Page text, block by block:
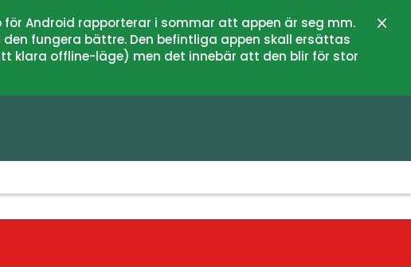
Android rapporterar i sommar att appen är seg mm.
fungera bättre. Den befintliga appen skall ersättas
klara offline-läge) men det innebär att den blir för stor